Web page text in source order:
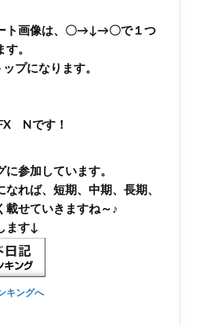
ト画像は、〇→↓→〇で１つ
。
プになります。
Nです！
参加しています。
れば、短期、中期、長期、
載せていきますね～♪
ます↓
キングへ